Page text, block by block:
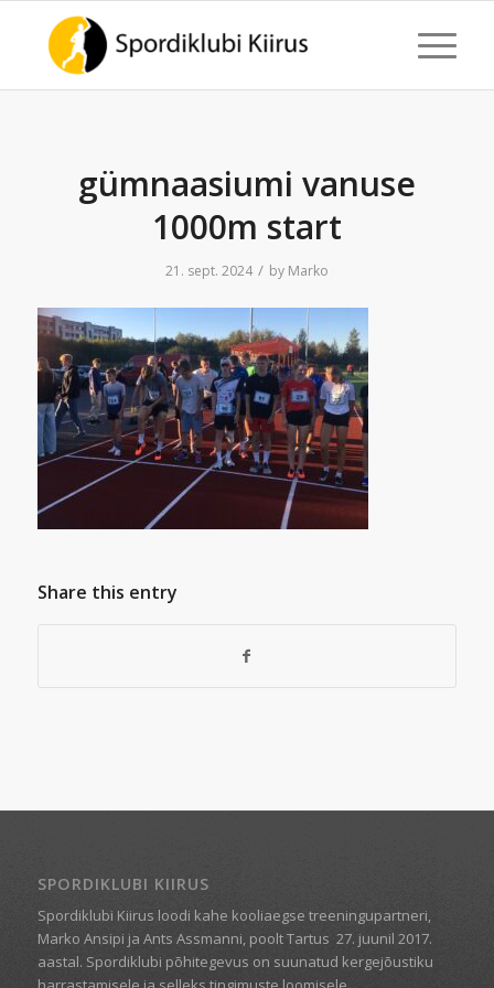
gümnaasiumi vanuse
1000m start
21. sept. 2024 / by Marko
Share this entry
SPORDIKLUBI KIIRUS
Spordiklubi Kiirus loodi kahe kooliaegse treeningupartneri,
Marko Ansipi ja Ants Assmanni, poolt Tartus 27. juunil 2017.
aastal. Spordiklubi põhitegevus on suunatud kergejõustiku